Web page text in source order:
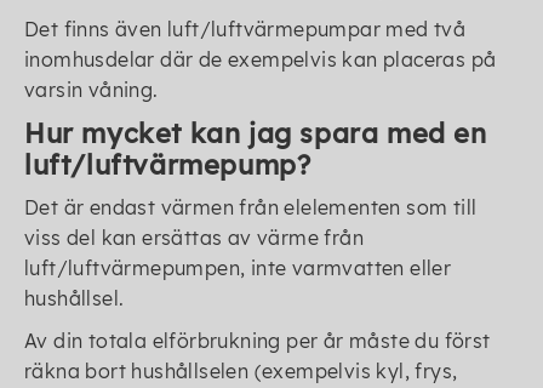
Det finns även luft/luftvärmepumpar med två
inomhusdelar där de exempelvis kan placeras på
varsin våning.
Hur mycket kan jag spara med en
luft/luftvärmepump?
Det är endast värmen från elelementen som till
viss del kan ersättas av värme från
luft/luftvärmepumpen, inte varmvatten eller
hushållsel.
Av din totala elförbrukning per år måste du först
räkna bort hushållselen (exempelvis kyl, frys,